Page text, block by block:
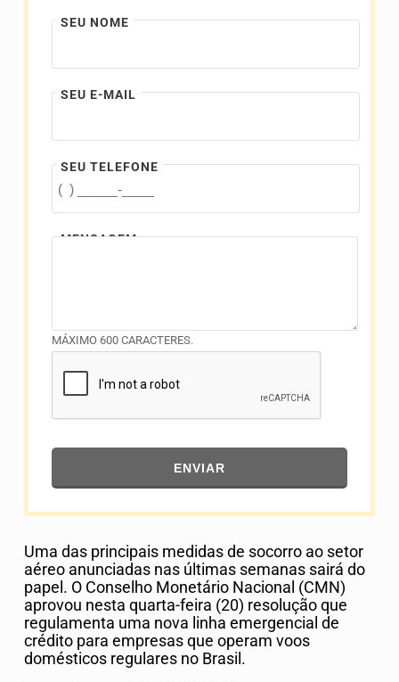
SEU NOME
SEU E-MAIL
SEU TELEFONE
MENSAGEM
MÁXIMO 600 CARACTERES.
ENVIAR
Uma das principais medidas de socorro ao setor
aéreo anunciadas nas últimas semanas sairá do
papel. O Conselho Monetário Nacional (CMN)
aprovou nesta quarta-feira (20) resolução que
regulamenta uma nova linha emergencial de
crédito para empresas que operam voos
domésticos regulares no Brasil.